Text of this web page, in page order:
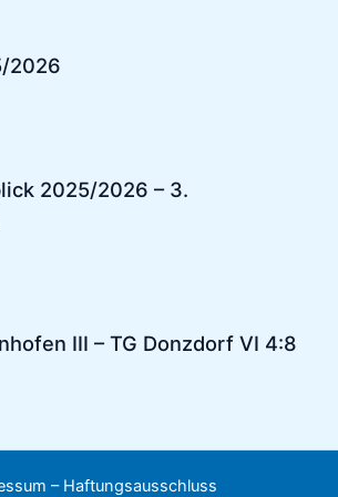
2026
2025/2026 – 3.
III – TG Donzdorf VI 4:8
– Haftungsausschluss